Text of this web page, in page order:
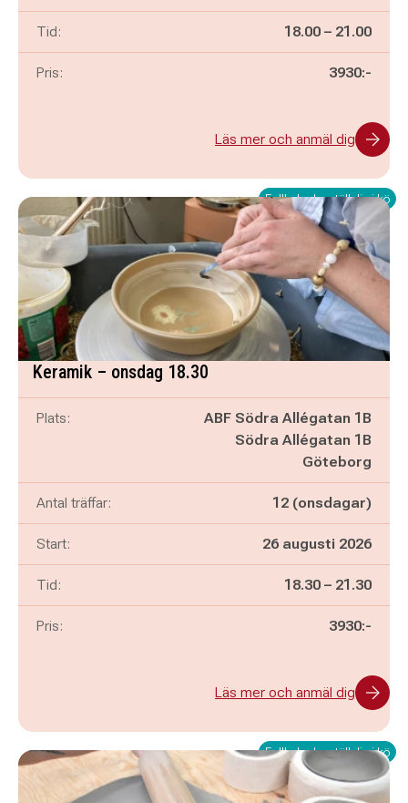
Tid: Pågår mellan
18.00 – och
21.00
Pris: 3930:-
Läs mer och anmäl dig
Fullbokad – ställ dig i kö
Keramik – onsdag 18.30
Plats:
ABF Södra Allégatan 1B
Södra Allégatan 1B
Göteborg
Antal träffar: 12 (onsdagar)
Start: 26 augusti 2026
Tid: Pågår mellan
18.30 – och
21.30
Pris: 3930:-
Läs mer och anmäl dig
Fullbokad – ställ dig i kö